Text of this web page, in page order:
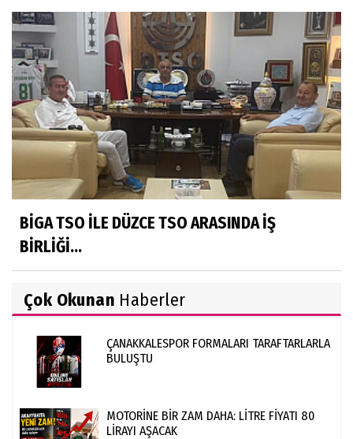
BİGA TSO İLE DÜZCE TSO ARASINDA İŞ
BİRLİĞİ...
Çok Okunan Haberler
ÇANAKKALESPOR FORMALARI TARAFTARLARLA
BULUŞTU
MOTORİNE BİR ZAM DAHA: LİTRE FİYATI 80
LİRAYI AŞACAK